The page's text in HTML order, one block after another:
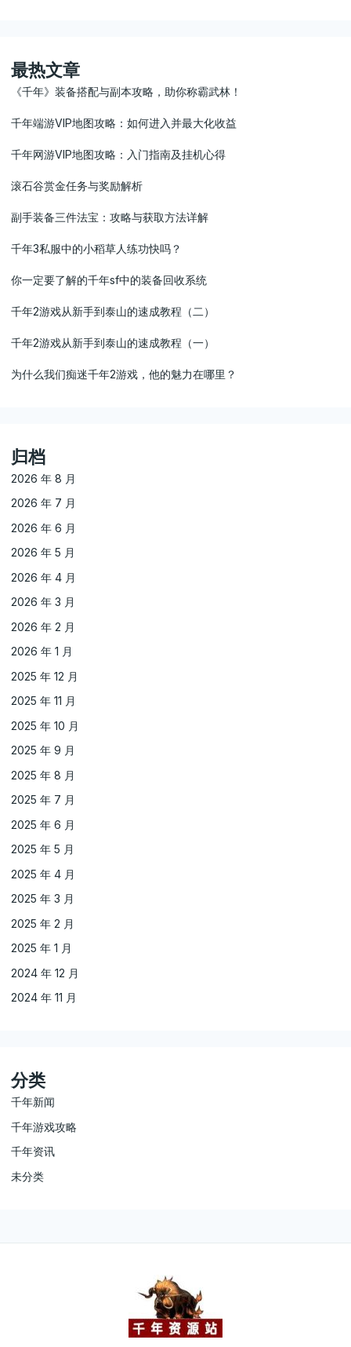
最热文章
《千年》装备搭配与副本攻略，助你称霸武林！
千年端游VIP地图攻略：如何进入并最大化收益
千年网游VIP地图攻略：入门指南及挂机心得
滚石谷赏金任务与奖励解析
副手装备三件法宝：攻略与获取方法详解
千年3私服中的小稻草人练功快吗？
你一定要了解的千年sf中的装备回收系统
千年2游戏从新手到泰山的速成教程（二）
千年2游戏从新手到泰山的速成教程（一）
为什么我们痴迷千年2游戏，他的魅力在哪里？
归档
2026 年 8 月
2026 年 7 月
2026 年 6 月
2026 年 5 月
2026 年 4 月
2026 年 3 月
2026 年 2 月
2026 年 1 月
2025 年 12 月
2025 年 11 月
2025 年 10 月
2025 年 9 月
2025 年 8 月
2025 年 7 月
2025 年 6 月
2025 年 5 月
2025 年 4 月
2025 年 3 月
2025 年 2 月
2025 年 1 月
2024 年 12 月
2024 年 11 月
分类
千年新闻
千年游戏攻略
千年资讯
未分类